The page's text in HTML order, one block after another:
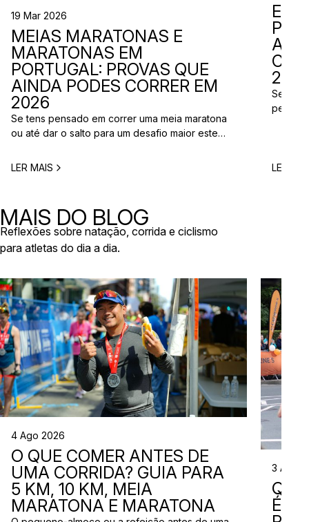
19 Mar 2026
MEIAS MARATONAS E
MARATONAS EM
PORTUGAL: PROVAS QUE
AINDA PODES CORRER EM
2026
Se tens pensado em correr uma meia maratona
ou até dar o salto para um desafio maior este
planear. Entre a primavera e o verão, o
LER MAIS
Se
perto
LER
MAIS DO BLOG
Reflexões sobre natação, corrida e ciclismo
para atletas do dia a dia.
4 Ago 2026
O QUE COMER ANTES DE
UMA CORRIDA? GUIA PARA
5 KM, 10 KM, MEIA
MARATONA E MARATONA
3 Ago
ÉS?